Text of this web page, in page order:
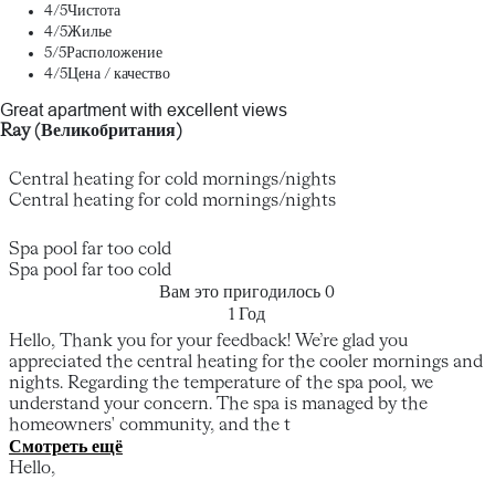
4/5Чистота
4/5Жилье
5/5Расположение
4/5Цена / качество
Great apartment with excellent views
Ray (Великобритания)
Central heating for cold mornings/nights
Central heating for cold mornings/nights
Spa pool far too cold
Spa pool far too cold
Вам это пригодилось 0
1 Год
Hello, Thank you for your feedback! We’re glad you
appreciated the central heating for the cooler mornings and
nights. Regarding the temperature of the spa pool, we
understand your concern. The spa is managed by the
homeowners' community, and the t
Смотреть ещё
Hello,